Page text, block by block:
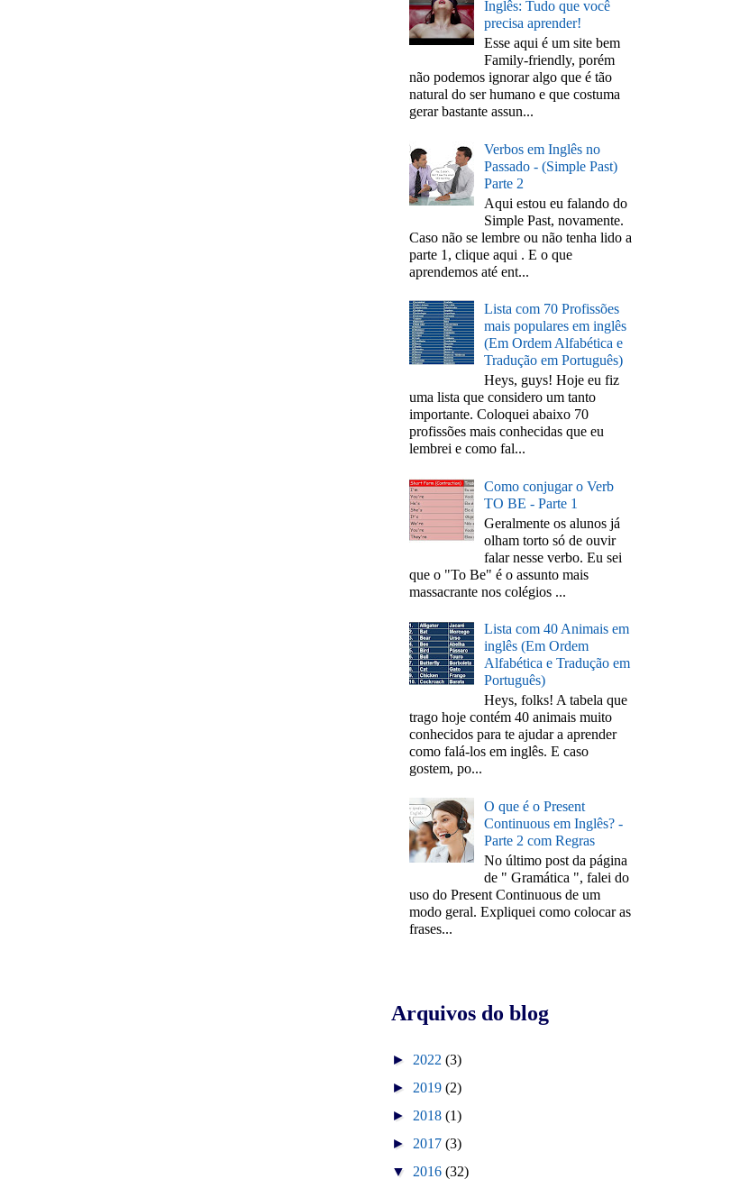
Inglês: Tudo que você
precisa aprender!
Esse aqui é um site bem
Family-friendly, porém
não podemos ignorar algo que é tão
natural do ser humano e que costuma
gerar bastante assun...
Verbos em Inglês no
Passado - (Simple Past)
Parte 2
Aqui estou eu falando do
Simple Past, novamente.
Caso não se lembre ou não tenha lido a
parte 1, clique aqui . E o que
aprendemos até ent...
Lista com 70 Profissões
mais populares em inglês
(Em Ordem Alfabética e
Tradução em Português)
Heys, guys! Hoje eu fiz
uma lista que considero um tanto
importante. Coloquei abaixo 70
profissões mais conhecidas que eu
lembrei e como fal...
Como conjugar o Verb
TO BE - Parte 1
Geralmente os alunos já
olham torto só de ouvir
falar nesse verbo. Eu sei
que o "To Be" é o assunto mais
massacrante nos colégios ...
Lista com 40 Animais em
inglês (Em Ordem
Alfabética e Tradução em
Português)
Heys, folks! A tabela que
trago hoje contém 40 animais muito
conhecidos para te ajudar a aprender
como falá-los em inglês. E caso
gostem, po...
O que é o Present
Continuous em Inglês? -
Parte 2 com Regras
No último post da página
de " Gramática ", falei do
uso do Present Continuous de um
modo geral. Expliquei como colocar as
frases...
Arquivos do blog
► 2022 (3)
► 2019 (2)
► 2018 (1)
► 2017 (3)
▼ 2016 (32)